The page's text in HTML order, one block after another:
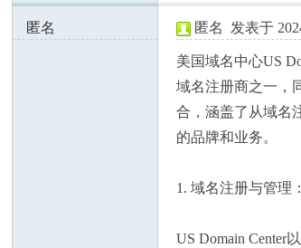
匿名
匿名 发表于
美国域名中心US
域名注册商之一，
合，涵盖了从域名
的品牌和业务。
1. 域名注册与管理：
US Domain Center